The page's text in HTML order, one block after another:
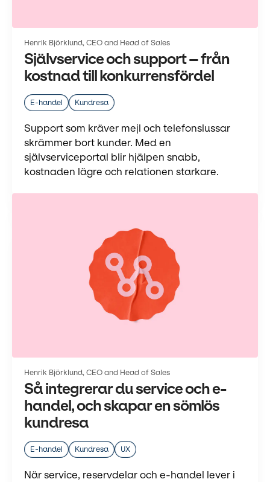
Henrik Björklund, CEO and Head of Sales
Självservice och support – från
kostnad till konkurrensfördel
E-handel Kundresa
Support som kräver mejl och telefonslussar
skrämmer bort kunder. Med en
självserviceportal blir hjälpen snabb,
kostnaden lägre och relationen starkare.
Henrik Björklund, CEO and Head of Sales
Så integrerar du service och e-
handel, och skapar en sömlös
kundresa
E-handel Kundresa UX
När service, reservdelar och e-handel lever i